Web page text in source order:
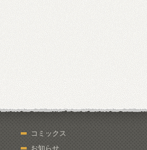
コミックス
お知らせ